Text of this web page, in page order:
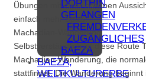
DORTHIN
GELANGEN
ZUGÄNGLICHES
BAEZA
BAEZA,
WELTKULTURERBE
Übungen mit einer schönen
einfach mehr Spaß.
Machadian-Wanderung
Selbstverständlich ist diese Route
Machadian-Wanderung, die
stattfindet. Die Wanderung beginnt